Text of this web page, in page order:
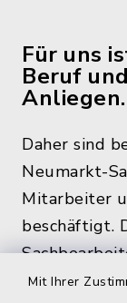
Mit Ihrer
Für uns
Beruf
Anliegen.
Daher sind
Neumarkt-
Mitarbeiter
beschäftigt.
üblichen